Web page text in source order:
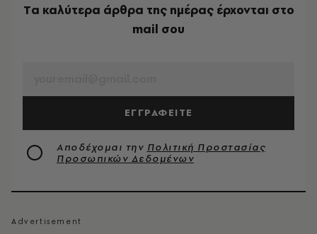
Tα καλύτερα άρθρα της ημέρας έρχονται στο
mail σου
ΕΓΓΡΑΦΕΙΤΕ
Αποδέχομαι την Πολιτική Προστασίας
Προσωπικών Δεδομένων